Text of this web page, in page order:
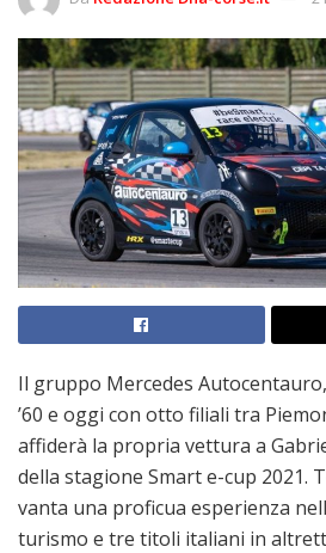
Il gruppo Mercedes
’60 e oggi con otto filiali tra
affiderà la propria vettura a
della stagione Smart e-cup 2021.
vanta una proficua esperienza
turismo e tre titoli italiani in